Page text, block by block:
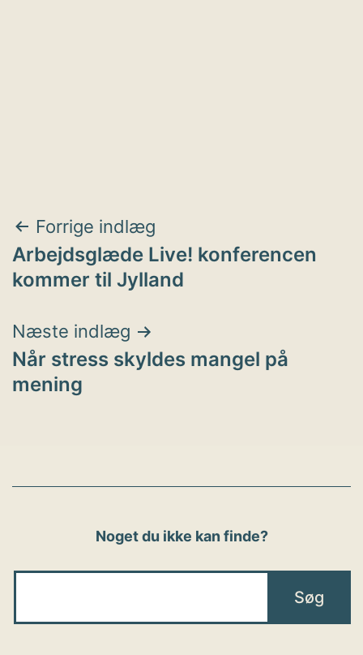
Indlægsnavigation
Forrige indlæg
Arbejdsglæde Live! konferencen
kommer til Jylland
Næste indlæg
Når stress skyldes mangel på
mening
Noget du ikke kan finde?